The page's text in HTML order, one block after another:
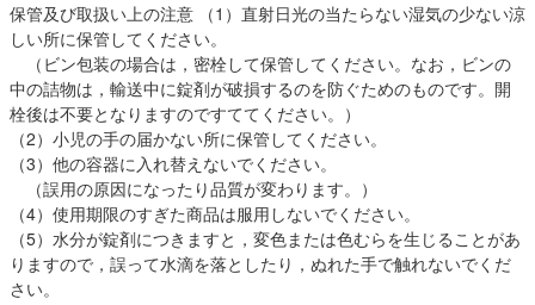
保管及び取扱い上の注意 （1）直射日光の当たらない湿気の少ない涼
しい所に保管してください。
（ビン包装の場合は，密栓して保管してください。なお，ビンの
中の詰物は，輸送中に錠剤が破損するのを防ぐためのものです。開
栓後は不要となりますのですててください。）
（2）小児の手の届かない所に保管してください。
（3）他の容器に入れ替えないでください。
（誤用の原因になったり品質が変わります。）
（4）使用期限のすぎた商品は服用しないでください。
（5）水分が錠剤につきますと，変色または色むらを生じることがあ
りますので，誤って水滴を落としたり，ぬれた手で触れないでくだ
さい。